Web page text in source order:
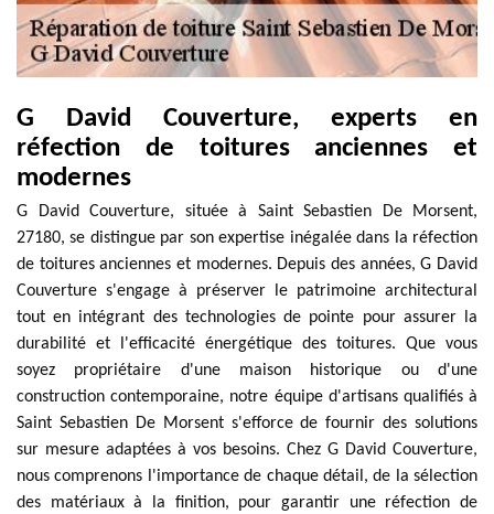
G David Couverture, experts en
réfection de toitures anciennes et
modernes
G David Couverture, située à Saint Sebastien De Morsent,
27180, se distingue par son expertise inégalée dans la réfection
de toitures anciennes et modernes. Depuis des années, G David
Couverture s'engage à préserver le patrimoine architectural
tout en intégrant des technologies de pointe pour assurer la
durabilité et l'efficacité énergétique des toitures. Que vous
soyez propriétaire d'une maison historique ou d'une
construction contemporaine, notre équipe d'artisans qualifiés à
Saint Sebastien De Morsent s'efforce de fournir des solutions
sur mesure adaptées à vos besoins. Chez G David Couverture,
nous comprenons l'importance de chaque détail, de la sélection
des matériaux à la finition, pour garantir une réfection de